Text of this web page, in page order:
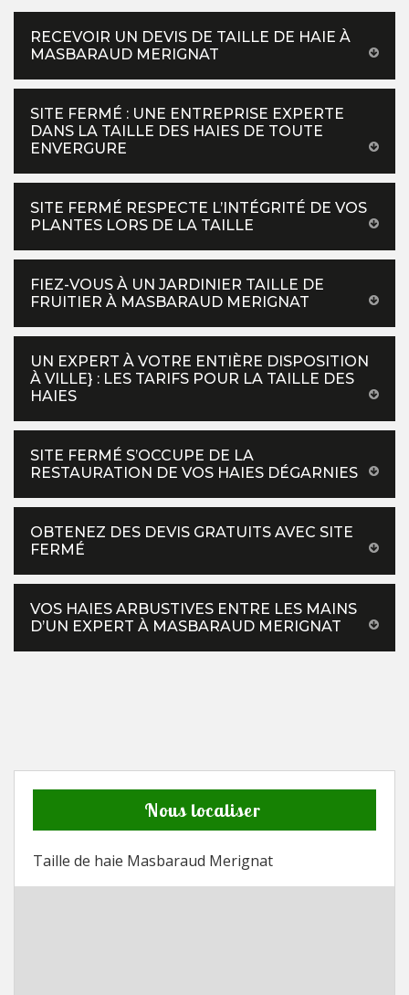
RECEVOIR UN DEVIS DE TAILLE DE HAIE À
MASBARAUD MERIGNAT
SITE FERMÉ : UNE ENTREPRISE EXPERTE
DANS LA TAILLE DES HAIES DE TOUTE
ENVERGURE
SITE FERMÉ RESPECTE L’INTÉGRITÉ DE VOS
PLANTES LORS DE LA TAILLE
FIEZ-VOUS À UN JARDINIER TAILLE DE
FRUITIER À MASBARAUD MERIGNAT
UN EXPERT À VOTRE ENTIÈRE DISPOSITION
À VILLE} : LES TARIFS POUR LA TAILLE DES
HAIES
SITE FERMÉ S’OCCUPE DE LA
RESTAURATION DE VOS HAIES DÉGARNIES
OBTENEZ DES DEVIS GRATUITS AVEC SITE
FERMÉ
VOS HAIES ARBUSTIVES ENTRE LES MAINS
D’UN EXPERT À MASBARAUD MERIGNAT
Nous localiser
Taille de haie Masbaraud Merignat